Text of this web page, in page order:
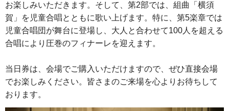
お楽しみいただきます。そして、第2部では、組曲「横須
賀」を児童合唱とともに歌い上げます。特に、第5楽章では
児童合唱団が舞台に登場し、大人と合わせて100人を超える
合唱により圧巻のフィナーレを迎えます。
当日券は、会場でご購入いただけますので、ぜひ直接会場
でお楽しみください。皆さまのご来場を心よりお待ちして
おります。